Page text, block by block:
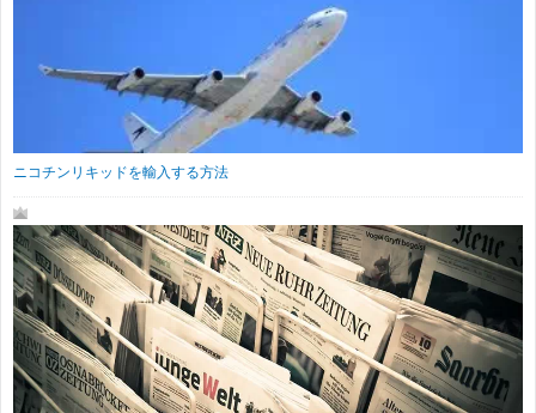
ニコチンリキッドを輸入する方法